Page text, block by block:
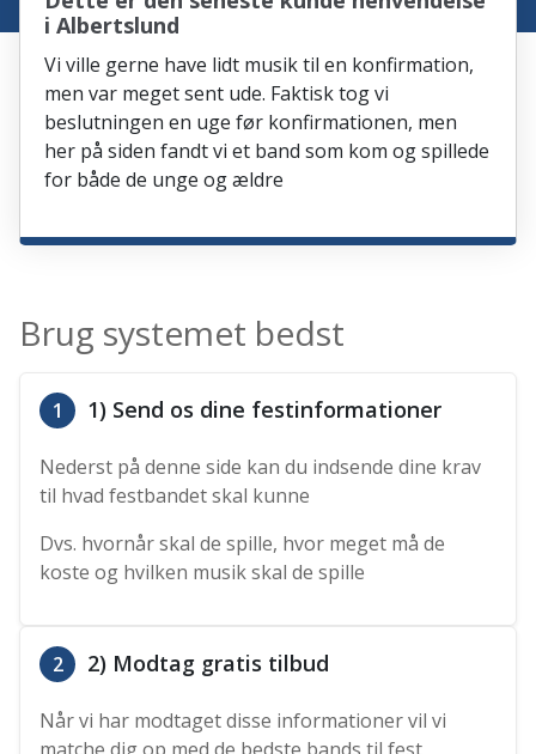
i Albertslund
Vi ville gerne have lidt musik til en konfirmation,
men var meget sent ude. Faktisk tog vi
beslutningen en uge før konfirmationen, men
her på siden fandt vi et band som kom og spillede
for både de unge og ældre
Brug systemet bedst
1 1) Send os dine festinformationer
Nederst på denne side kan du indsende dine krav
til hvad festbandet skal kunne
Dvs. hvornår skal de spille, hvor meget må de
koste og hvilken musik skal de spille
2 2) Modtag gratis tilbud
Når vi har modtaget disse informationer vil vi